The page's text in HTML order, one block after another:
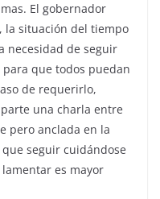
El gobernador
la situación del tiempo
necesidad de seguir
que todos puedan
de requerirlo,
una charla entre
pero anclada en la
seguir cuidándose
es mayor